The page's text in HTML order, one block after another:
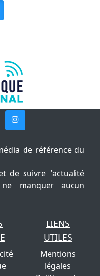
de référence du
de suivre l'actualité
manquer aucun
LIENS
UTILES
Mentions
légales